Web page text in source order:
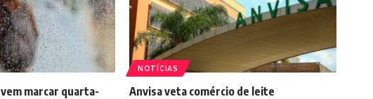
marcar quarta-
NOTÍCIAS
Anvisa veta comércio de leite